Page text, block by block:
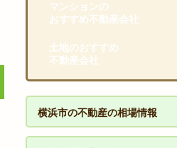
マンションの
おすすめ不動産会社
土地のおすすめ
不動産会社
横浜市の不動産の相場情報